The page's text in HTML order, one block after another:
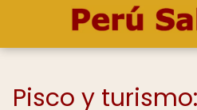
Pisco y